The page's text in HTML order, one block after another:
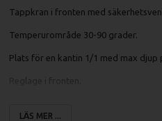
Tappkran i fronten med
Temperurområde 30-90 grader.
Plats för en kantin 1/1 med max djup
Reglage i fronten.
LÄS MER ...